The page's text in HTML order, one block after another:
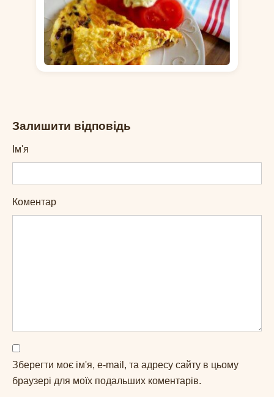
Залишити відповідь
Ім'я
Коментар
Зберегти моє ім'я, e-mail, та адресу сайту в цьому
браузері для моїх подальших коментарів.